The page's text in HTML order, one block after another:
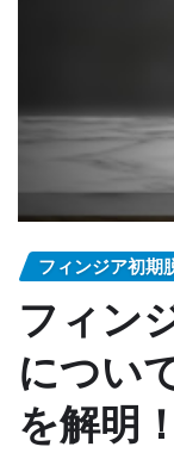
フィンジア初期
フィン
につい
を解明